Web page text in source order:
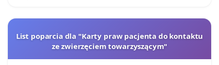
List poparcia dla "Karty praw pacjenta do kontaktu
ze zwierzęciem towarzyszącym"